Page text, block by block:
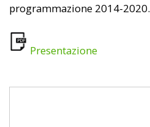
programmazione 2014-2020.
Presentazione